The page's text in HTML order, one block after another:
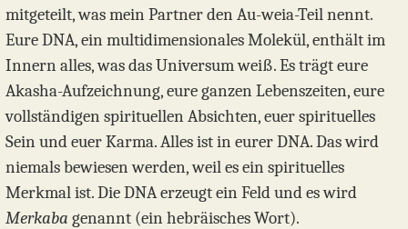
mitgeteilt, was mein Partner den Au-weia-Teil nennt.
Eure DNA, ein multidimensionales Molekül, enthält im
Innern alles, was das Universum weiß. Es trägt eure
Akasha-Aufzeichnung, eure ganzen Lebenszeiten, eure
vollständigen spirituellen Absichten, euer spirituelles
Sein und euer Karma. Alles ist in eurer DNA. Das wird
niemals bewiesen werden, weil es ein spirituelles
Merkmal ist. Die DNA erzeugt ein Feld und es wird
Merkaba genannt (ein hebräisches Wort).